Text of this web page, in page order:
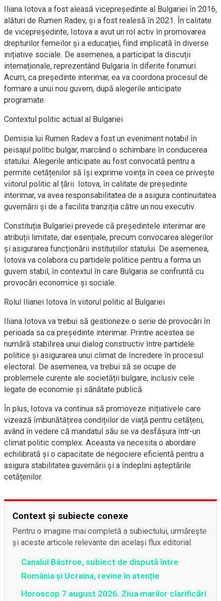
Iliana Iotova a fost aleasă vicepreședinte al Bulgariei în 2016,
alături de Rumen Radev, și a fost realesă în 2021. În calitate
de vicepreședinte, Iotova a avut un rol activ în promovarea
drepturilor femeilor și a educației, fiind implicată în diverse
inițiative sociale. De asemenea, a participat la discuții
internaționale, reprezentând Bulgaria în diferite forumuri.
Acum, ca președinte interimar, ea va coordona procesul de
formare a unui nou guvern, după alegerile anticipate
programate.
Contextul politic actual al Bulgariei
Demisia lui Rumen Radev a fost un eveniment notabil în
peisajul politic bulgar, marcând o schimbare în conducerea
statului. Alegerile anticipate au fost convocată pentru a
permite cetățenilor să își exprime voința în ceea ce privește
viitorul politic al țării. Iotova, în calitate de președinte
interimar, va avea responsabilitatea de a asigura continuitatea
guvernării și de a facilita tranziția către un nou executiv.
Constituția Bulgariei prevede că președintele interimar are
atribuții limitate, dar esențiale, precum convocarea alegerilor
și asigurarea funcționării instituțiilor statului. De asemenea,
Iotova va colabora cu partidele politice pentru a forma un
guvern stabil, în contextul în care Bulgaria se confruntă cu
provocări economice și sociale.
Rolul Ilianei Iotova în viitorul politic al Bulgariei
Iliana Iotova va trebui să gestioneze o serie de provocări în
perioada sa ca președinte interimar. Printre acestea se
numără stabilirea unui dialog constructiv între partidele
politice și asigurarea unui climat de încredere în procesul
electoral. De asemenea, va trebui să se ocupe de
problemele curente ale societății bulgare, inclusiv cele
legate de economie și sănătate publică.
În plus, Iotova va continua să promoveze inițiativele care
vizează îmbunătățirea condițiilor de viață pentru cetățeni,
având în vedere că mandatul său se va desfășura într-un
climat politic complex. Aceasta va necesita o abordare
echilibrată și o capacitate de negociere eficientă pentru a
asigura stabilitatea guvernării și a îndeplini așteptările
cetățenilor.
Context și subiecte conexe
Pentru o imagine mai completă a subiectului, urmărește
și aceste articole relevante din același flux editorial.
Canalul Bâstroe, subiect de dispută între
România și Ucraina, revine în atenție
Horoscop 7 august 2026. Ziua marilor clarificări